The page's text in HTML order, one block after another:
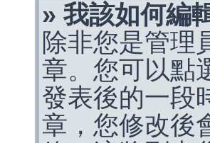
» 我該如何編
除非您是管理
章。您可以點
發表後的一段
章，您修改後